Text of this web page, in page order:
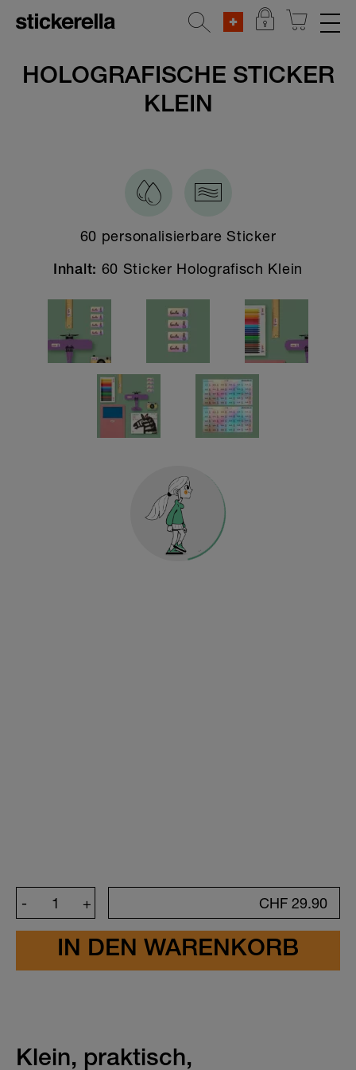
REFLEKTIERENDE AUFKLEBER
Alle Aufkleber für Gegenstände
Breite Sticker
Schmale Sticker
Kleine Sticker
XXL Sticker
Reflektierende Aufkleber
Holografische Universalsticker
KINDERGARTEN & SCHULE
HOLOGRAFISCHE STICKER
KLEIN
60 personalisierbare Sticker
Inhalt: 60 Sticker Holografisch Klein
Farbe Schriftfarbe Schrift
+
- CHF 29.90
Klein, praktisch,
sorgfältig überprüft. Ich bestätige, dass